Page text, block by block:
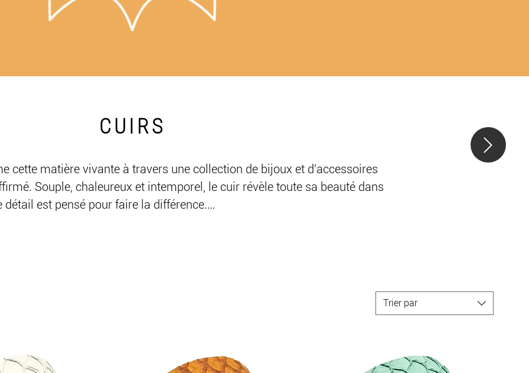
CUIRS
cette matière vivante à travers une collection de bijoux et d'accessoires
Souple, chaleureux et intemporel, le cuir révèle toute sa beauté dans
est pensé pour faire la différence.
qui aiment les belles matières, les créations originales et les pièces
Trier par